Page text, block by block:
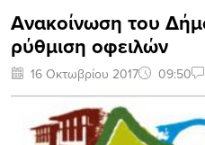
Ανακοίνωση του
ρύθμιση οφειλών
16 Οκτωβρίου 2017 09:50